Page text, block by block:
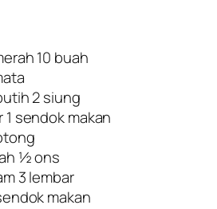
10 buah
2 siung
sendok makan
½ ons
3 lembar
makan